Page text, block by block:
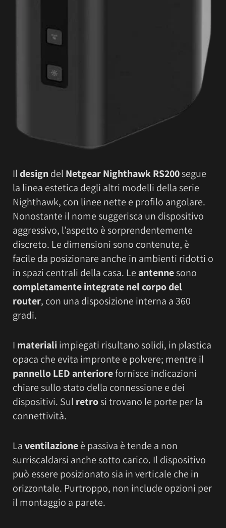
Ildesigndel Netgear Nighthawk RS200segue
la linea estetica degli altri modelli della serie
Nighthawk, con linee nette e profilo angolare.
Nonostante il nome suggerisca un dispositivo
aggressivo, l’aspetto è sorprendentemente
discreto. Le dimensioni sono contenute, è
facile da posizionare anche in ambienti ridotti o
in spazi centrali della casa. Le antennesono
completamente integrate nel corpo del
router, con una disposizione interna a 360
gradi.
I materialiimpiegati risultano solidi, in plastica
opaca che evita impronte e polvere; mentre il
pannello LED anteriorefornisce indicazioni
chiare sullo stato della connessione e dei
dispositivi. Sul retrosi trovano le porte per la
connettività.
Laventilazioneè passiva è tende a non
surriscaldarsi anche sotto carico. Il dispositivo
può essere posizionato sia in verticale che in
orizzontale. Purtroppo, non include opzioni per
il montaggio a parete.